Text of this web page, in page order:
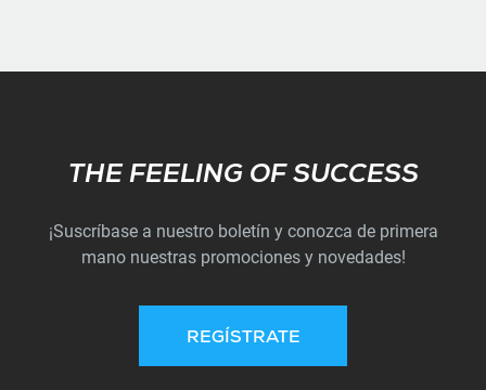
Subscribe
THE FEELING OF SUCCESS
¡Suscríbase a nuestro boletín y conozca de primera
mano nuestras promociones y novedades!
REGÍSTRATE